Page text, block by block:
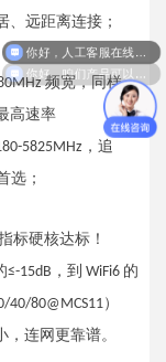
、远距离连接；
频宽，同样
高速率
5825MHz，追
选；
标硬核达标！
15dB，到 WiFi6 的
80@MCS11）
，连网更靠谱。
你好，人工客服在线吗？
你好，咱们产品可以定制吗？我们这边有定制需求。